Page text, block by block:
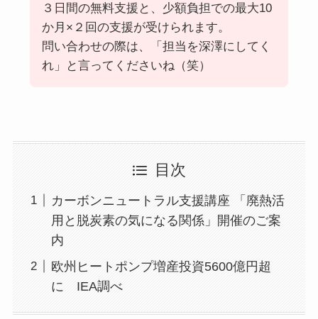
３日間の無料支援と、少額負担での最大10
か月×２回の支援が受けられます。
問い合わせの際は、「担当を深澤にしてく
れ」と言ってくださいね（笑）
目次
カーボンニュートラル支援講座 「廃熱活
用と脱炭素の気になる関係」開催のご案
内
欧州ヒートポンプ増産投資5600億円超
に IEA調べ